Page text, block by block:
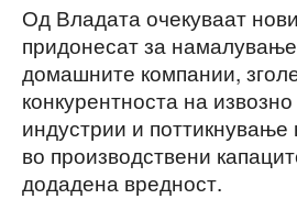
Од Владата очекуваат
придонесат за
домашните компании,
конкурентноста на
индустрии и
во производствени
додадена вредност.